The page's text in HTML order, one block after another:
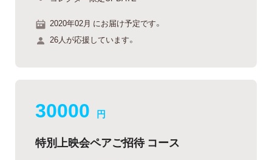
2020年02月 にお届け予定です。
26人が応援しています。
30000 円
特別上映会ペアご招待 コース